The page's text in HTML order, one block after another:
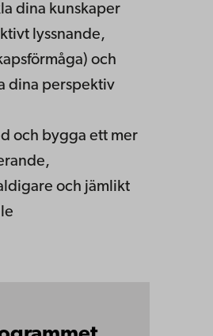
dina kunskaper
lyssnande,
och
dina perspektiv
och bygga ett mer
och jämlikt